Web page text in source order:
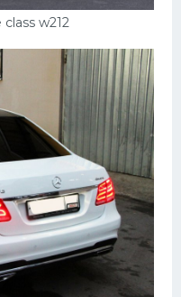
w212